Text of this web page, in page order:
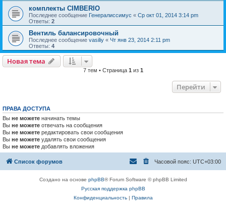
комплекты CIMBERIO
Последнее сообщение Генералиссимус « Ср окт 01, 2014 3:14 pm
Ответы: 2
Вентиль балансировочный
Последнее сообщение vasiliy « Чт янв 23, 2014 2:11 pm
Ответы: 4
Новая тема
7 тем • Страница 1 из 1
Перейти
ПРАВА ДОСТУПА
Вы не можете начинать темы
Вы не можете отвечать на сообщения
Вы не можете редактировать свои сообщения
Вы не можете удалять свои сообщения
Вы не можете добавлять вложения
Список форумов Часовой пояс: UTC+03:00
Создано на основе phpBB® Forum Software © phpBB Limited
Русская поддержка phpBB
Конфиденциальность| Правила